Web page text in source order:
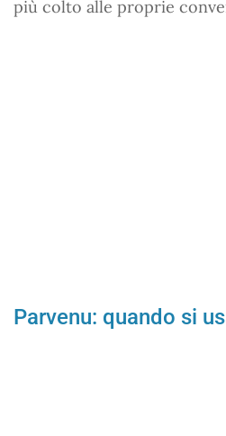
più colto alle proprie
Parvenu: quando si